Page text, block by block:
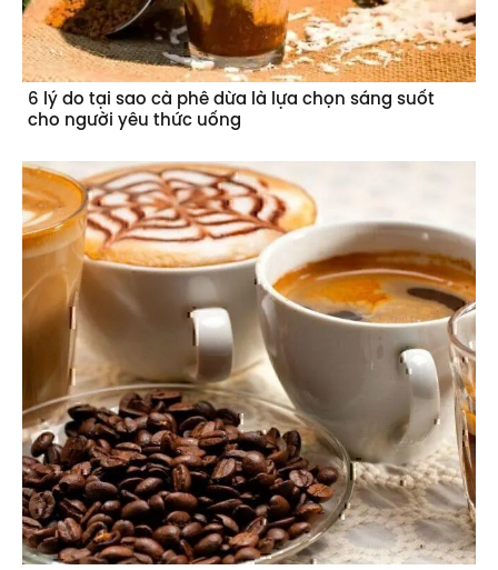
6 lý do tại sao cà phê dừa là lựa chọn sáng suốt
cho người yêu thức uống